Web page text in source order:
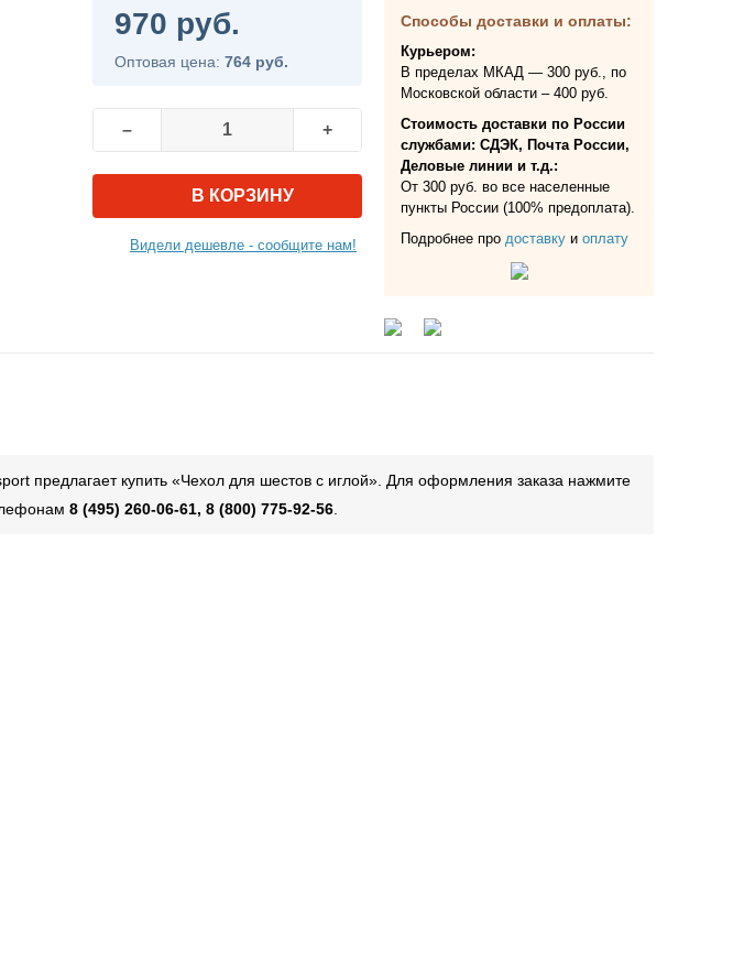
970 руб.
Оптовая цена: 764 руб.
– +
В КОРЗИНУ
Видели дешевле - сообщите нам!
Способы доставки и оплаты:
Курьером:
В пределах МКАД — 300 руб., по
Московской области – 400 руб.
Стоимость доставки по России
службами: СДЭК, Почта России,
Деловые линии и т.д.:
От 300 руб. во все населенные
пункты России (100% предоплата).
Подробнее про доставку и оплату
предлагает купить «Чехол для шестов с иглой». Для оформления заказа нажмите
8 (495) 260-06-61, 8 (800) 775-92-56